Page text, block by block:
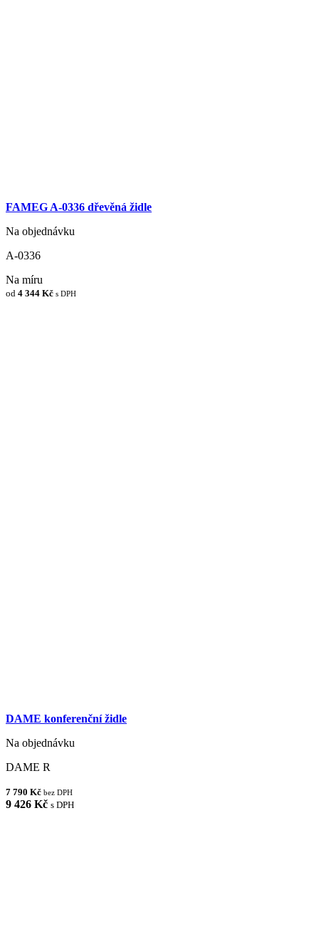
FAMEG A-0336 dřevěná židle
Na objednávku
A-0336
Na míru
od 4 344 Kč s DPH
DAME konferenční židle
Na objednávku
DAME R
7 790 Kč bez DPH
9 426 Kč s DPH